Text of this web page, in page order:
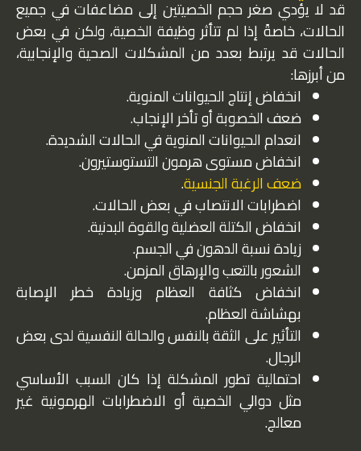
قد لا يؤدي صغر حجم الخصيتين إلى مضاعفات في جميع
الحالات، خاصةً إذا لم تتأثر وظيفة الخصية، ولكن في بعض
الحالات قد يرتبط بعدد من المشكلات الصحية والإنجابية،
من أبرزها:
انخفاض إنتاج الحيوانات المنوية.
ضعف الخصوبة أو تأخر الإنجاب.
انعدام الحيوانات المنوية في الحالات الشديدة.
انخفاض مستوى هرمون التستوستيرون.
ضعف الرغبة الجنسية.
اضطرابات الانتصاب في بعض الحالات.
انخفاض الكتلة العضلية والقوة البدنية.
زيادة نسبة الدهون في الجسم.
الشعور بالتعب والإرهاق المزمن.
انخفاض كثافة العظام وزيادة خطر الإصابة
بهشاشة العظام.
التأثير على الثقة بالنفس والحالة النفسية لدى بعض
الرجال.
احتمالية تطور المشكلة إذا كان السبب الأساسي
مثل دوالي الخصية أو الاضطرابات الهرمونية غير
معالج.